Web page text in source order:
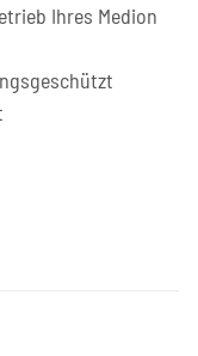
Ihres Medion